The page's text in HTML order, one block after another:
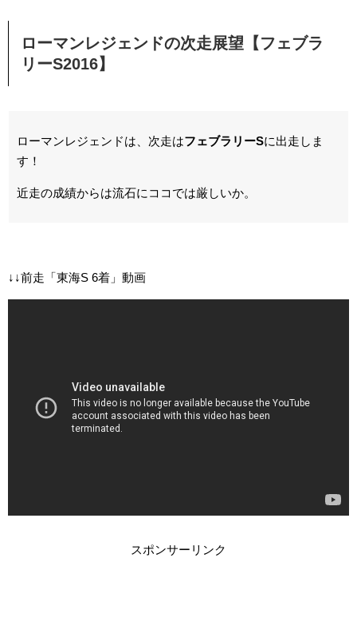
ローマンレジェンドの次走展望【フェブラ
リーS2016】
ローマンレジェンドは、次走はフェブラリーSに出走しま
す！
近走の成績からは流石にココでは厳しいか。
↓↓前走「東海S 6着」動画
スポンサーリンク